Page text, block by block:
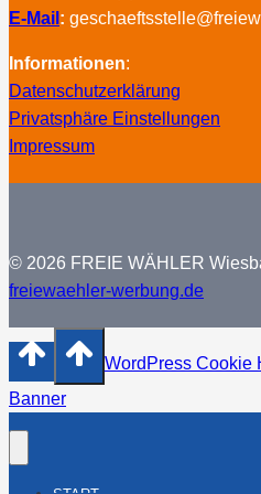
E-Mail :
Informationen:
Datenschutzerklärung
Privatsphäre Einstellungen
Impressum
© 2026 FREIE WÄHLER
freiewaehler-werbung.de
WordPress Cookie
Banner